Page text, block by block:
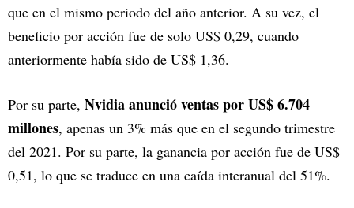
que en el mismo periodo del año anterior. A su vez, el
beneficio por acción fue de solo US$ 0,29, cuando
anteriormente había sido de US$ 1,36.
Por su parte, Nvidia anunció ventas por US$ 6.704
millones, apenas un 3% más que en el segundo trimestre
del 2021. Por su parte, la ganancia por acción fue de US$
0,51, lo que se traduce en una caída interanual del 51%.